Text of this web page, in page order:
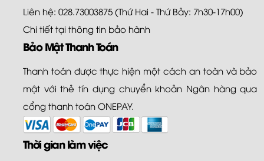
Liên hệ: 028.73003875 (Thứ Hai - Thứ Bảy: 7h30-17h00)
Chi tiết tại thông tin bảo hành
Bảo Mật Thanh Toán
Thanh toán được thực hiện một cách an toàn và bảo
mật với thẻ tín dụng chuyển khoản Ngân hàng qua
cổng thanh toán ONEPAY.
Thời gian làm việc